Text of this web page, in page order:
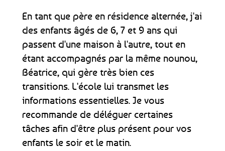
En tant que père en résidence alternée, j'ai
des enfants âgés de 6, 7 et 9 ans qui
passent d'une maison à l'autre, tout en
étant accompagnés par la même nounou,
Béatrice, qui gère très bien ces
transitions. L'école lui transmet les
informations essentielles. Je vous
recommande de déléguer certaines
tâches afin d'être plus présent pour vos
enfants le soir et le matin.